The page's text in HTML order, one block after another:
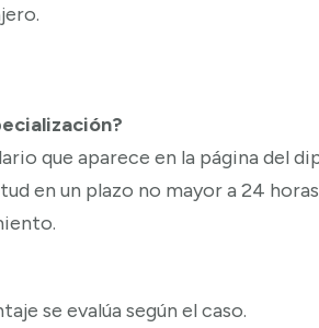
que aparece en la página del
en un plazo no mayor a 24
se evalúa según el caso.